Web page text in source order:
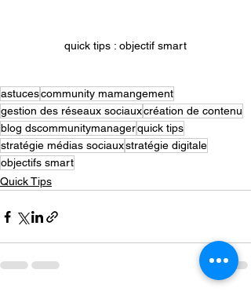
quick tips : objectif smart
astucescommunity mamangement
gestion des réseaux sociauxcréation de contenu
blog dscommunitymanagerquick tips
stratégie médias sociauxstratégie digitale
objectifs smart
Quick Tips